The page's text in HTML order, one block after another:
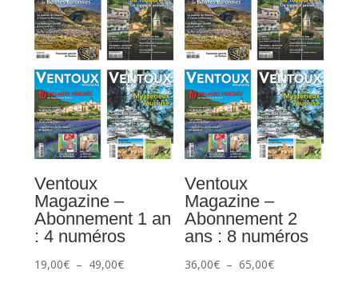
Ventoux
Magazine –
Abonnement 1 an
: 4 numéros
19,00€ – 49,00€Plage
Ventoux
Magazine –
Abonnement 2
ans : 8 numéros
36,00€ – 65,00€Plage